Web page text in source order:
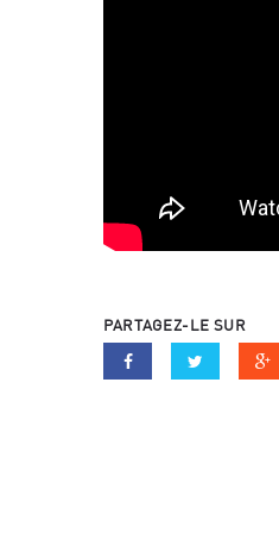
PARTAGEZ-LE SUR